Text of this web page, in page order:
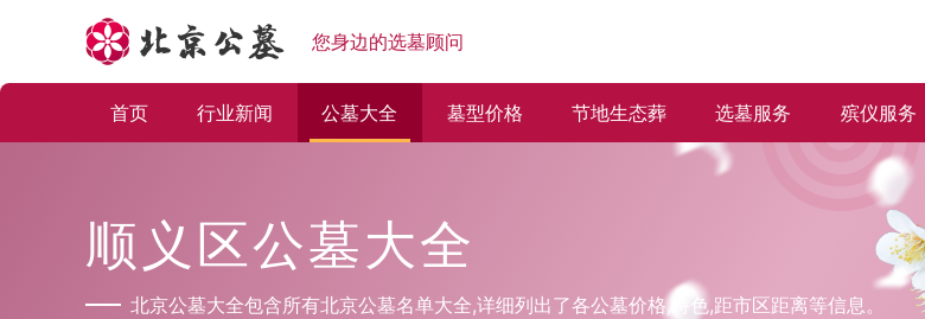
您身边的选墓顾问
首页 行业新闻 公墓大全 墓型价格 节地生态葬 选墓服务 殡仪服务
顺义区公墓大全
北京公墓大全包含所有北京公墓名单大全,详细列出了各公墓价格,特色,距市区距离等信息。